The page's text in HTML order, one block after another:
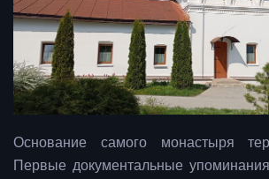
Основание самого монастыря
Первые документальные упоминания